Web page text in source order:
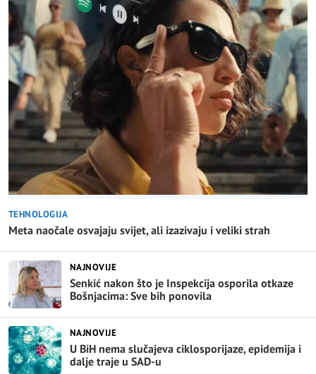
TEHNOLOGIJA
Meta naočale osvajaju svijet, ali izazivaju i veliki strah
NAJNOVIJE
Senkić nakon što je Inspekcija osporila otkaze
Bošnjacima: Sve bih ponovila
NAJNOVIJE
U BiH nema slučajeva ciklosporijaze, epidemija i
dalje traje u SAD-u